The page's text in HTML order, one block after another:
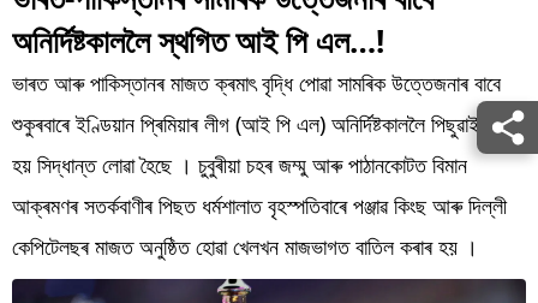
মনোৰঞ্জন
শিক্ষা
খেল
জীৱনশৈলী
বিশ্ব
অনিৰ্দিষ্টকাললৈ স্থগিত আই পি এল…!
ভাৰত আৰু পাকিস্তানৰ মাজত ক্ৰমাৎ বৃদ্ধি পোৱা সামৰিক উত্তেজনাৰ বাবে
শুকুৰবাৰে ইণ্ডিয়ান প্ৰিমিয়াৰ লীগ (আই পি এল) অনিৰ্দিষ্টকাললৈ পিছুৱাই দিয়া
হয় সিদ্ধান্ত লোৱা হৈছে । চুবুৰীয়া চহৰ জম্মু আৰু পাঠানকোটত বিমান
আক্ৰমণৰ সতৰ্কবাণীৰ পিছত ধৰ্মশালাত বৃহস্পতিবাৰে পঞ্জাৱ কিংছ আৰু দিল্লী
কেপিটেলছৰ মাজত অনুষ্ঠিত হোৱা খেলখন মাজভাগত বাতিল কৰাৰ হয় ।